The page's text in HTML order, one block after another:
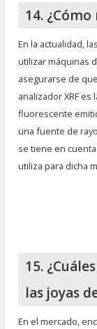
14.
En la actualidad,
utilizar máquinas
asegurarse de
analizador XRF
fluorescente
una fuente de
se tiene en
utiliza para dicha
15.
las joyas
En el mercado,